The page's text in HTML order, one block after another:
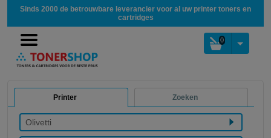
Sinds 2000 de betrouwbare leverancier voor al uw printer toners en
cartridges
0
Printer Zoeken
Olivetti